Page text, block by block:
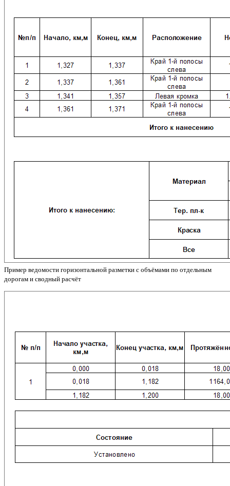
Пример ведомости горизонтальной разметки с объёмами по отдельным
дорогам и сводный расчёт